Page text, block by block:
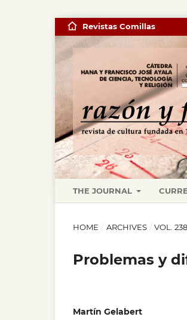
THE JOURNAL
Revistas Comillas
HOME / ARCHIVES / VOL.
Problemas y
Martín Gelabert